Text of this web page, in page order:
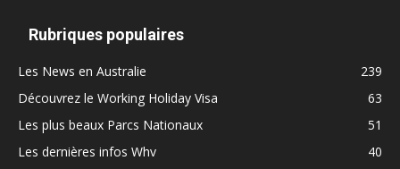
Rubriques populaires
Les News en Australie
239
Découvrez le Working Holiday Visa
63
Les plus beaux Parcs Nationaux
51
Les dernières infos Whv
40